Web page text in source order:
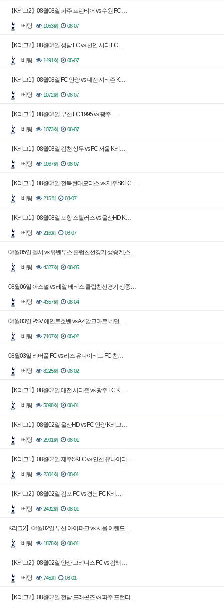
【K리그2】08월08일 파주 프런티어 vs 수원 FC …
베팅 1053회 08-07
【K리그2】08월08일 성남 FC vs 천안 시티 FC…
베팅 1491회 08-07
【K리그1】08월08일 FC 안양 vs 대전 시티즌 K…
베팅 1072회 08-07
【K리그1】08월08일 부천 FC 1995 vs 광주 …
베팅 1073회 08-07
【K리그1】08월08일 김천 상무 vs FC 서울 K리…
베팅 1067회 08-07
【K리그1】08월08일 전북현대모터스 vs 제주SKFC…
베팅 215회 08-07
【K리그1】08월08일 포항 스틸러스 vs 울산HD K…
베팅 216회 08-07
08월05일 첼시 vs 유벤투스 클럽친선경기 생중계,스…
베팅 4327회 08-05
08월06일 아스널 vs 레알 베티스 클럽친선경기 생중…
베팅 4357회 08-04
08월03일 PSV 에인트호벤 vs AZ 알크마르 네덜…
베팅 7107회 08-02
08월03일 리버풀 FC vs 리즈 유나이티드 FC 친…
베팅 8225회 08-02
【K리그1】08월02일 대전 시티즌 vs 광주 FC K…
베팅 5098회 08-01
【K리그1】08월02일 울산HD vs FC 안양 K리그…
베팅 2991회 08-01
【K리그1】08월02일 제주SKFC vs 인천 유나이티…
베팅 2304회 08-01
【K리그2】08월02일 김포 FC vs 경남 FC K리…
베팅 2492회 08-01
K리그2】08월02일 부산 아이파크 vs 서울 이랜드 …
베팅 1878회 08-01
【K리그2】08월02일 안산 그리너스 FC vs 김해 …
베팅 745회 08-01
【K리그2】08월02일 전남 드래곤즈 vs 파주 프런티…